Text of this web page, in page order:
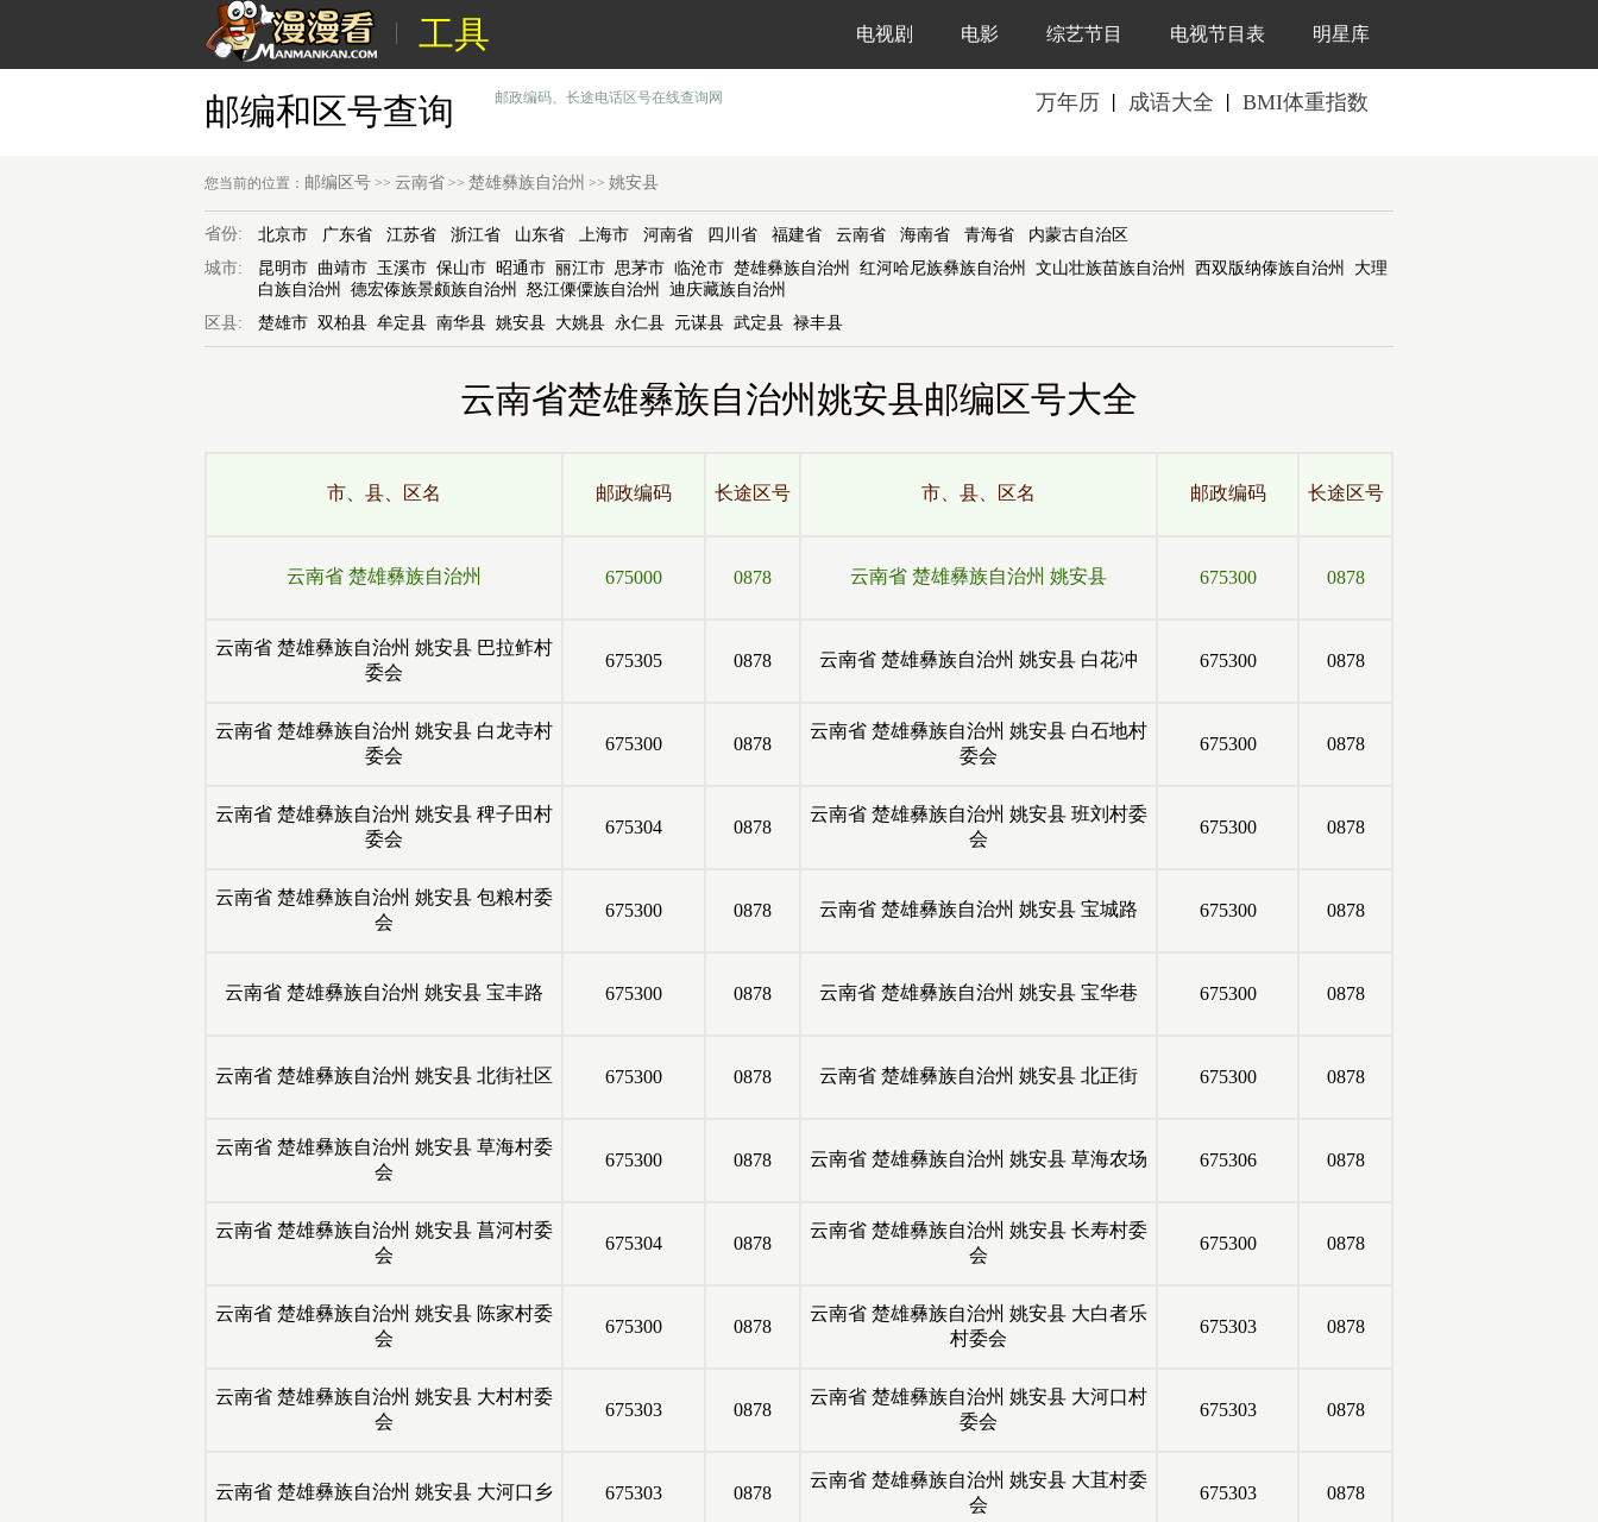
工具 明星库
电视节目表
综艺节目
电影
电视剧
邮编和区号查询 邮政编码、长途电话区号在线查询网 万年历 成语大全 BMI体重指数
您当前的位置： 邮编区号 >> 云南省 >> 楚雄彝族自治州 >> 姚安县
省份: 北京市 广东省 江苏省 浙江省 山东省 上海市 河南省 四川省 福建省 云南省 海南省 青海省
内蒙古自治区
城市:
昆明市 曲靖市 玉溪市 保山市 昭通市 丽江市 思茅市 临沧市 楚雄彝族自治州 红河哈尼族彝族自治州 文山壮族苗族自治州 西双版纳傣族自治州
大理
白族自治州
德宏傣族景颇族自治州 怒江傈僳族自治州
迪庆藏族自治州
区县:
楚雄市 双柏县 牟定县 南华县 姚安县 大姚县 永仁县 元谋县 武定县 禄丰县
云南省楚雄彝族自治州姚安县邮编区号大全
市、县、区名 邮政编码 长途区号 市、县、区名 邮政编码 长途区号
云南省 楚雄彝族自治州 675000 0878 云南省 楚雄彝族自治州 姚安县 675300 0878
云南省 楚雄彝族自治州 姚安县 巴拉鲊村
委会
675305 0878 云南省 楚雄彝族自治州 姚安县 白花冲 675300 0878
云南省 楚雄彝族自治州 姚安县 白龙寺村
委会
675300 0878
云南省 楚雄彝族自治州 姚安县 白石地村
委会
675300 0878
云南省 楚雄彝族自治州 姚安县 稗子田村
委会
675304 0878
云南省 楚雄彝族自治州 姚安县 班刘村委
会
675300 0878
云南省 楚雄彝族自治州 姚安县 包粮村委
会
675300 0878 云南省 楚雄彝族自治州 姚安县 宝城路 675300 0878
云南省 楚雄彝族自治州 姚安县 宝丰路 675300 0878 云南省 楚雄彝族自治州 姚安县 宝华巷 675300 0878
云南省 楚雄彝族自治州 姚安县 北街社区 675300 0878 云南省 楚雄彝族自治州 姚安县 北正街 675300 0878
云南省 楚雄彝族自治州 姚安县 草海村委
会
675300 0878 云南省 楚雄彝族自治州 姚安县 草海农场 675306 0878
云南省 楚雄彝族自治州 姚安县 菖河村委
会
675304 0878
云南省 楚雄彝族自治州 姚安县 长寿村委
会
675300 0878
云南省 楚雄彝族自治州 姚安县 陈家村委
会
675300 0878
云南省 楚雄彝族自治州 姚安县 大白者乐
村委会
675303 0878
云南省 楚雄彝族自治州 姚安县 大村村委
会
675303 0878
云南省 楚雄彝族自治州 姚安县 大河口村
委会
675303 0878
云南省 楚雄彝族自治州 姚安县 大河口乡 675303 0878
云南省 楚雄彝族自治州 姚安县 大苴村委
会
675303 0878